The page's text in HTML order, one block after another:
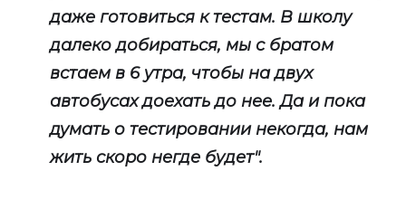
даже готовиться к тестам. В школу
далеко добираться, мы с братом
встаем в 6 утра, чтобы на двух
автобусах доехать до нее. Да и пока
думать о тестировании некогда, нам
жить скоро негде будет".